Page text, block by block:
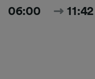
06:00 11:42